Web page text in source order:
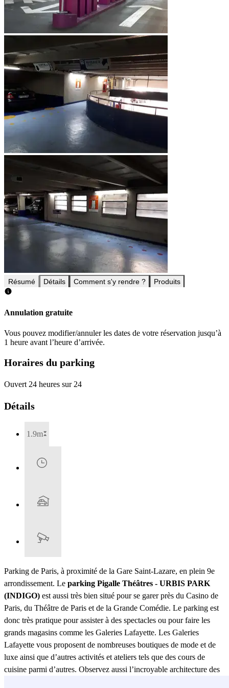
Résumé Détails Comment s'y rendre ? Produits
Annulation gratuite
Vous pouvez modifier/annuler les dates de votre réservation jusqu’à
1 heure avant l’heure d’arrivée.
Horaires du parking
Ouvert 24 heures sur 24
Détails
1.9m
Parking de Paris, à proximité de la Gare Saint-Lazare, en plein 9e
arrondissement. Le parking Pigalle Théâtres - URBIS PARK
(INDIGO) est aussi très bien situé pour se garer près du Casino de
Paris, du Théâtre de Paris et de la Grande Comédie. Le parking est
donc très pratique pour assister à des spectacles ou pour faire les
grands magasins comme les Galeries Lafayette. Les Galeries
Lafayette vous proposent de nombreuses boutiques de mode et de
luxe ainsi que d’autres activités et ateliers tels que des cours de
cuisine parmi d’autres. Observez aussi l’incroyable architecture des